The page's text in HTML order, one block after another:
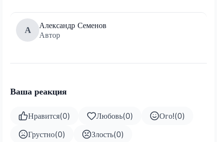
А
Александр Семенов
Автор
Ваша реакция
Нравится(0) Любовь(0) Ого!(0)
Грустно(0) Злость(0)